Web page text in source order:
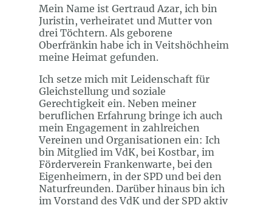
Mein Name ist Gertraud Azar, ich bin
Juristin, verheiratet und Mutter von
drei Töchtern. Als geborene
Oberfränkin habe ich in Veitshöchheim
meine Heimat gefunden.
Ich setze mich mit Leidenschaft für
Gleichstellung und soziale
Gerechtigkeit ein. Neben meiner
beruflichen Erfahrung bringe ich auch
mein Engagement in zahlreichen
Vereinen und Organisationen ein: Ich
bin Mitglied im VdK, bei Kostbar, im
Förderverein Frankenwarte, bei den
Eigenheimern, in der SPD und bei den
Naturfreunden. Darüber hinaus bin ich
im Vorstand des VdK und der SPD aktiv